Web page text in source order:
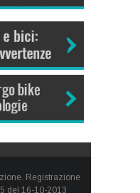
Registrazione
del 16-10-2013